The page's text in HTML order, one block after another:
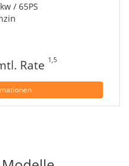
/ 65PS
Rate 1,5